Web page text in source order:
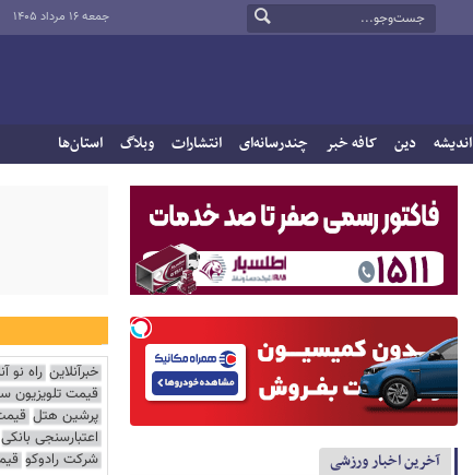
جمعه ۱۶ مرداد ۱۴۰۵
اندیشه دین کافه خبر چندرسانه‌ای انتشارات وبلاگ استان‌ها
آخرین اخبار ورزشی
خبرآنلاین راه نو
قیمت تلویزیون
پرشین هتل
اعتبارسنجی بانکی
شرکت رادوکو